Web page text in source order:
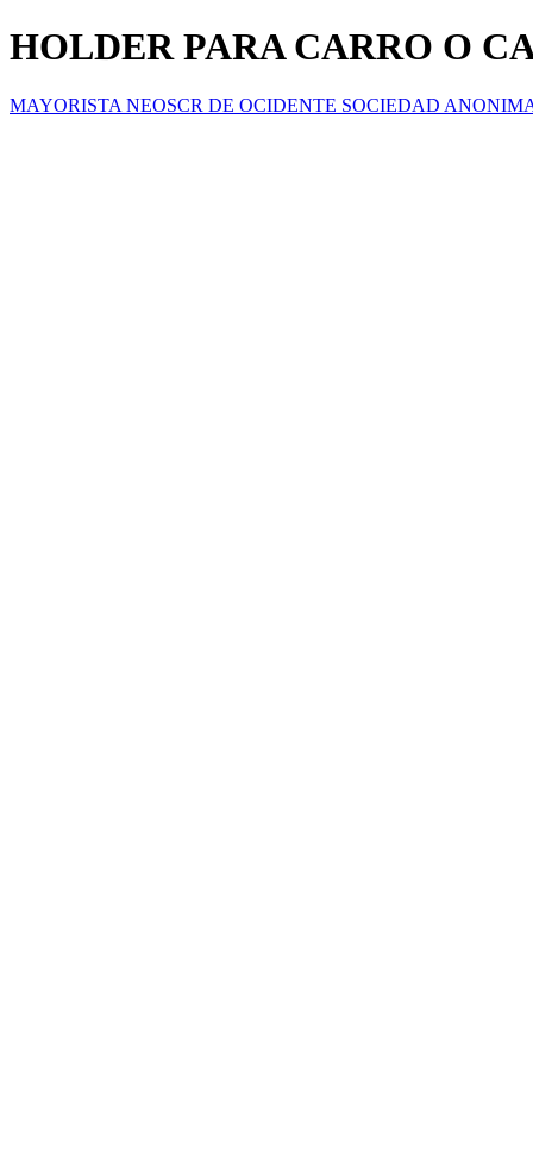
HOLDER PARA CARRO O
MAYORISTA NEOSCR DE OCIDENTE SOCIEDAD